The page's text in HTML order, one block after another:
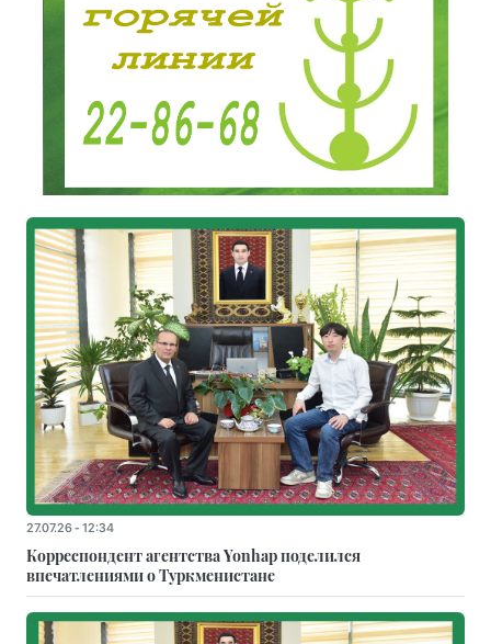
27.07.26 - 12:34
Корреспондент агентства Yonhap поделился
впечатлениями о Туркменистане